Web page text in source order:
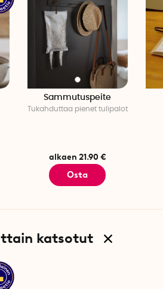
Sammutuspeite
Tukahduttaa pienet tulipalot
alkaen 21.90 €
Osta
katsotut